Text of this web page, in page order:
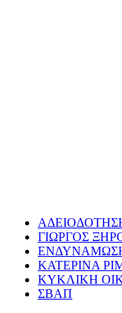
ΓΙΩΡΓΟΣ
ΚΑΤΕΡΙΝΑ
ΚΥΚΛΙΚΗ
ΣΒΑΠ